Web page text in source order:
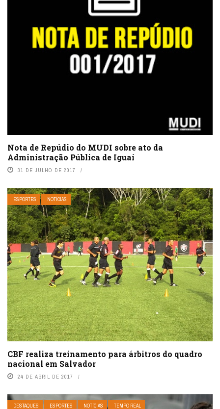
Nota de Repúdio do MUDI sobre ato da
Administração Pública de Iguaí
31 DE JULHO DE 2017
ESPORTES NOTÍCIAS
CBF realiza treinamento para árbitros do quadro
nacional em Salvador
24 DE ABRIL DE 2017
DESTAQUES ESPORTES NOTÍCIAS TEMPO REAL